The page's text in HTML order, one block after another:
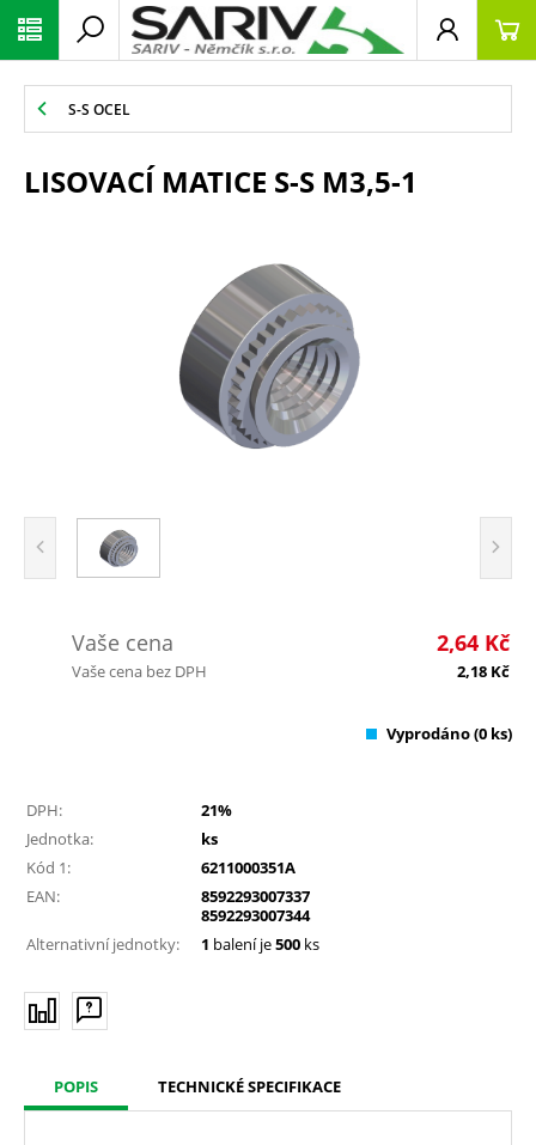
S-S OCEL
LISOVACÍ MATICE S-S M3,5-1
Vaše cena 2,64 Kč
Vaše cena bez DPH 2,18 Kč
Vyprodáno(0 ks)
DPH:
21%
Jednotka:
ks
Kód 1:
6211000351A
EAN:
8592293007337
8592293007344
Alternativní jednotky:
1 balení je500 ks
POPIS TECHNICKÉ SPECIFIKACE